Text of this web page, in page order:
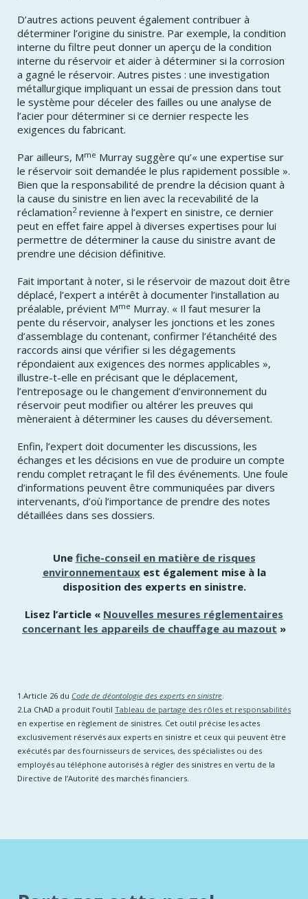
D’autres actions peuvent également contribuer à
déterminer l’origine du sinistre. Par exemple, la condition
interne du filtre peut donner un aperçu de la condition
interne du réservoir et aider à déterminer si la corrosion
a gagné le réservoir. Autres pistes : une investigation
métallurgique impliquant un essai de pression dans tout
le système pour déceler des failles ou une analyse de
l’acier pour déterminer si ce dernier respecte les
exigences du fabricant.
Par ailleurs, Mme Murray suggère qu’« une expertise sur
le réservoir soit demandée le plus rapidement possible ».
Bien que la responsabilité de prendre la décision quant à
la cause du sinistre en lien avec la recevabilité de la
réclamation2revienne à l’expert en sinistre, ce dernier
peut en effet faire appel à diverses expertises pour lui
permettre de déterminer la cause du sinistre avant de
prendre une décision définitive.
Fait important à noter, si le réservoir de mazout doit être
déplacé, l’expert a intérêt à documenter l’installation au
préalable, prévient Mme Murray. « Il faut mesurer la
pente du réservoir, analyser les jonctions et les zones
d’assemblage du contenant, confirmer l’étanchéité des
raccords ainsi que vérifier si les dégagements
répondaient aux exigences des normes applicables »,
illustre-t-elle en précisant que le déplacement,
l’entreposage ou le changement d’environnement du
réservoir peut modifier ou altérer les preuves qui
mèneraient à déterminer les causes du déversement.
Enfin, l’expert doit documenter les discussions, les
échanges et les décisions en vue de produire un compte
rendu complet retraçant le fil des événements. Une foule
d’informations peuvent être communiquées par divers
intervenants, d’où l’importance de prendre des notes
détaillées dans ses dossiers.
Une fiche-conseil en matière de risques
environnementauxest également mise à la
disposition des experts en sinistre.
Lisez l’article « Nouvelles mesures réglementaires
concernant les appareils de chauffage au mazout »
1.Article 26 du Code de déontologie des experts en sinistre
2.La ChAD a produit l’outil Tableau de partage des rôles et responsabilités
en expertise en règlement de sinistres. Cet outil précise les actes
exclusivement réservés aux experts en sinistre et ceux qui peuvent être
exécutés par des fournisseurs de services, des spécialistes ou des
employés au téléphone autorisés à régler des sinistres en vertu de la
Directive de l’Autorité des marchés financiers.